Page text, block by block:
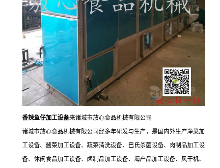
香辣鱼仔加工设备来诸城市放心食品机械有限公司
诸城市放心食品机械有限公司经多年研发与生产，是国内外生产净菜加
工设备、酱菜加工设备、蔬菜清洗设备、巴氏杀菌设备、肉制品加工设
备、休闲食品加工设备、卤制品加工设备、海产品加工设备、风干机、